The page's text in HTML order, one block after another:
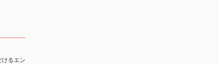
るエン